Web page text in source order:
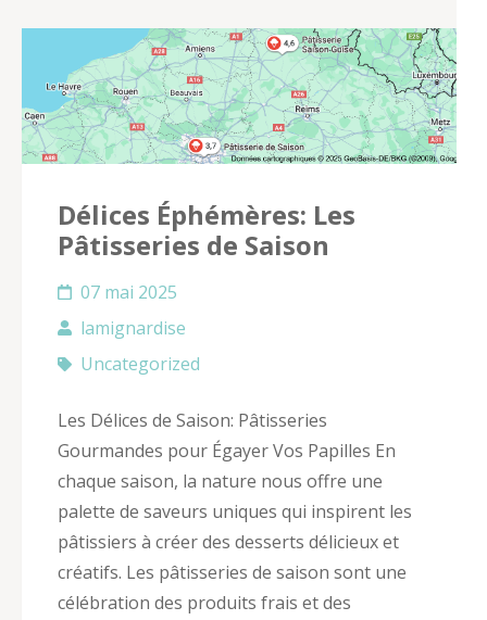
Délices Éphémères: Les
Pâtisseries de Saison
07 mai 2025
lamignardise
Uncategorized
Les Délices de Saison: Pâtisseries
Gourmandes pour Égayer Vos Papilles En
chaque saison, la nature nous offre une
palette de saveurs uniques qui inspirent les
pâtissiers à créer des desserts délicieux et
créatifs. Les pâtisseries de saison sont une
célébration des produits frais et des